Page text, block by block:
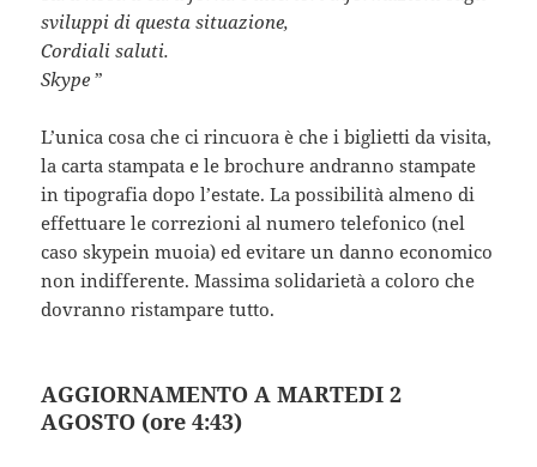
sviluppi di questa situazione,
Cordiali saluti.
Skype ”
L’unica cosa che ci rincuora è che i biglietti da visita,
la carta stampata e le brochure andranno stampate
in tipografia dopo l’estate. La possibilità almeno di
effettuare le correzioni al numero telefonico (nel
caso skypein muoia) ed evitare un danno economico
non indifferente. Massima solidarietà a coloro che
dovranno ristampare tutto.
AGGIORNAMENTO A MARTEDI 2
AGOSTO (ore 4:43)